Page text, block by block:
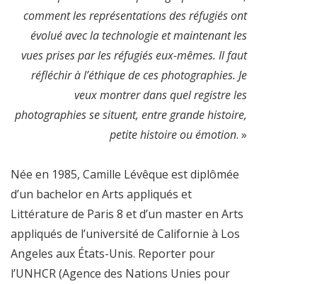
comment les représentations des réfugiés ont
évolué avec la technologie et maintenant les
vues prises par les réfugiés eux-mêmes. Il faut
réfléchir à l’éthique de ces photographies. Je
veux montrer dans quel registre les
photographies se situent, entre grande histoire,
petite histoire ou émotion. »
Née en 1985, Camille Lévêque est diplômée
d’un bachelor en Arts appliqués et
Littérature de Paris 8 et d’un master en Arts
appliqués de l’université de Californie à Los
Angeles aux États-Unis. Reporter pour
l’UNHCR (Agence des Nations Unies pour